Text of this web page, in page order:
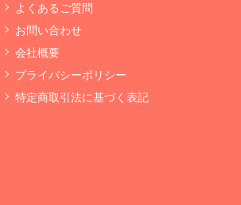
よくあるご質問
お問い合わせ
会社概要
プライバシーポリシー
特定商取引法に基づく表記